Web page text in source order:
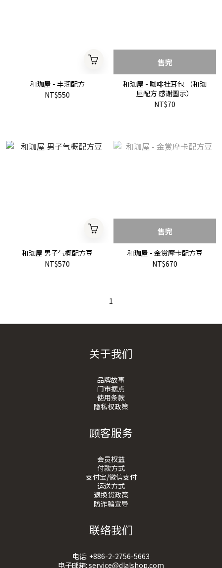
和珈屋 - 丰润配方
NT$550
售完
和珈屋 - 咖啡挂耳包 （和珈
屋配方 感谢圖示）
NT$70
和珈屋 男子气概配方豆
NT$570
售完
和珈屋 - 金赏摩卡配方豆
NT$670
1
关于我们
品牌故事
门市据点
使用条款
隐私权政策
顾客服务
会员权益
付款方式
支付宝/微信支付
运送方式
退换货政策
防诈骗宣导
联络我们
电话: +886-2-2756-5663
电子邮箱: service@dlalshop.com